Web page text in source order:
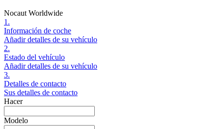
Nocaut Worldwide
1.
Información de coche
Añadir detalles de su vehículo
2.
Estado del vehículo
Añadir detalles de su vehículo
3.
Detalles de contacto
Sus detalles de contacto
Hacer
Modelo